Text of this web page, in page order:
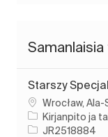
Starszy
PaikkaWrocław,
Luokka
Kirjanpito ja
Työn tunnus
JR2518884